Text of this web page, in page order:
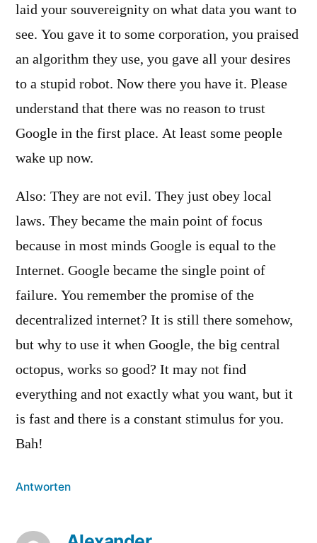
laid your souvereignity on what data you want to
see. You gave it to some corporation, you praised
an algorithm they use, you gave all your desires
to a stupid robot. Now there you have it. Please
understand that there was no reason to trust
Google in the first place. At least some people
wake up now.
Also: They are not evil. They just obey local
laws. They became the main point of focus
because in most minds Google is equal to the
Internet. Google became the single point of
failure. You remember the promise of the
decentralized internet? It is still there somehow,
but why to use it when Google, the big central
octopus, works so good? It may not find
everything and not exactly what you want, but it
is fast and there is a constant stimulus for you.
Bah!
Antworten